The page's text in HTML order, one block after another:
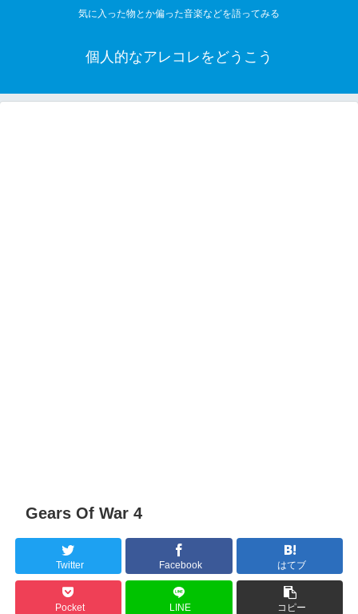
気に入った物とか偏った音楽などを語ってみる
個人的なアレコレをどうこう
Gears Of War 4
Twitter Facebook はてブ
Pocket LINE コピー